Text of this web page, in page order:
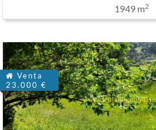
1949 m2
Venta
23.000 €